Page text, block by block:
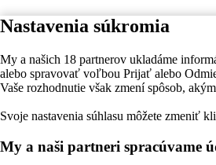
Nastavenia súkromia
My a našich 18 partnerov ukladáme
alebo spravovať voľbou Prijať alebo
Vaše rozhodnutie však zmení spôsob,
Svoje nastavenia súhlasu môžete zmeniť
My a naši partneri spracúvame